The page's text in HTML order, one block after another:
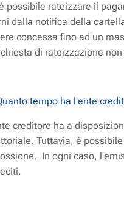
possibile rateizzare il
dalla notifica della
concessa fino ad un
di rateizzazione
tempo ha l'ente
creditore ha a
Tuttavia, è
In ogni caso,